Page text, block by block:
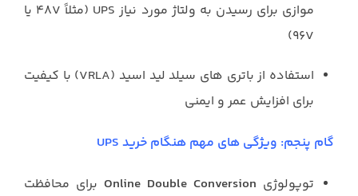
موازی برای رسیدن به ولتاژ مورد نیاز UPS (مثلاً ۴۸V یا
۹۶V)
استفاده از باتری های سیلد لید اسید (VRLA) با کیفیت
برای افزایش عمر و ایمنی
گام پنجم: ویژگی های مهم هنگام خرید UPS
توپولوژی Online Double Conversion برای محافظت